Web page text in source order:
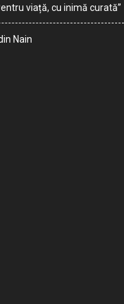
viață, cu inimă curată”
Nain